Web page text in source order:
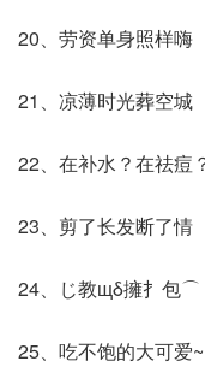
20、劳资单身照样嗨
21、凉薄时光葬空城
22、在补水？在祛痘
23、剪了长发断了情
24、じ教щδ擁扌包⌒
25、吃不饱的大可爱~